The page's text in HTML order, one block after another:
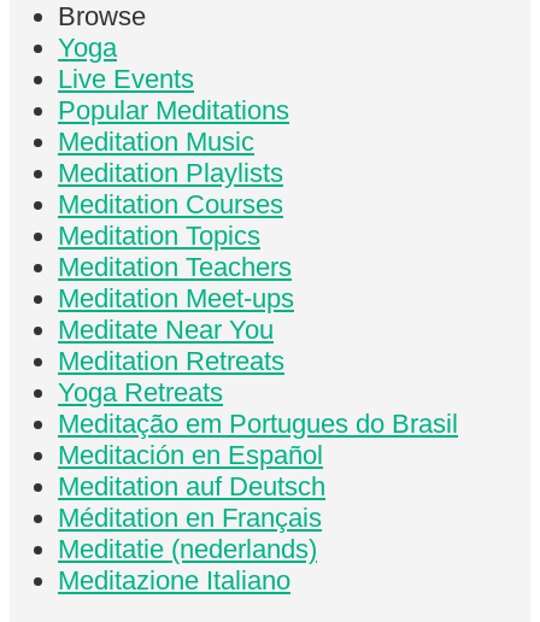
Browse
Yoga
Live Events
Popular Meditations
Meditation Music
Meditation Playlists
Meditation Courses
Meditation Topics
Meditation Teachers
Meditation Meet-ups
Meditate Near You
Meditation Retreats
Yoga Retreats
Meditação em Portugues do Brasil
Meditación en Español
Meditation auf Deutsch
Méditation en Français
Meditatie (nederlands)
Meditazione Italiano